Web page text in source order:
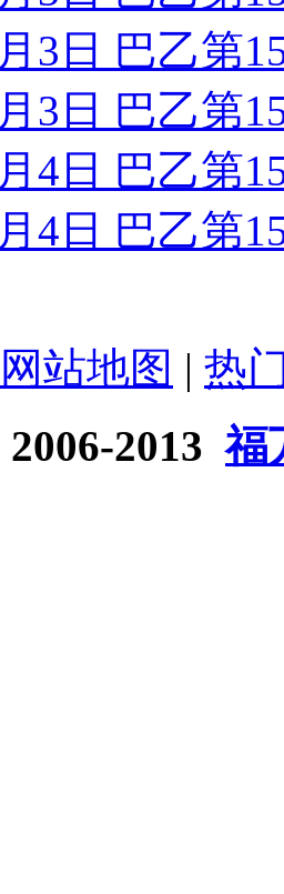
3日 巴乙第
3日 巴乙第
4日 巴乙第
4日 巴乙第
网站地图 | 热
2006-2013福